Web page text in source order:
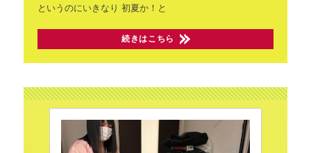
というのにいきなり 初夏か！と
続きはこちら